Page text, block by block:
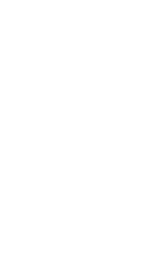
мосфета
индуктивный